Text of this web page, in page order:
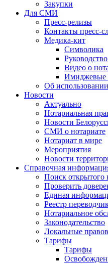
Закупки
Для СМИ
Пресс-релизы
Контакты пресс-
Медика-кит
Символика
Видео о
Имиджевые
Об
Новости
Актуально
Нотариальная
Новости
СМИ о нотариате
Нотариат в мире
Мероприятия
Новости
Справочная
Поиск открытого
Проверить
Единая
Реестр
Нотариальное
Законодательство
Локальные
Тарифы
Тарифы